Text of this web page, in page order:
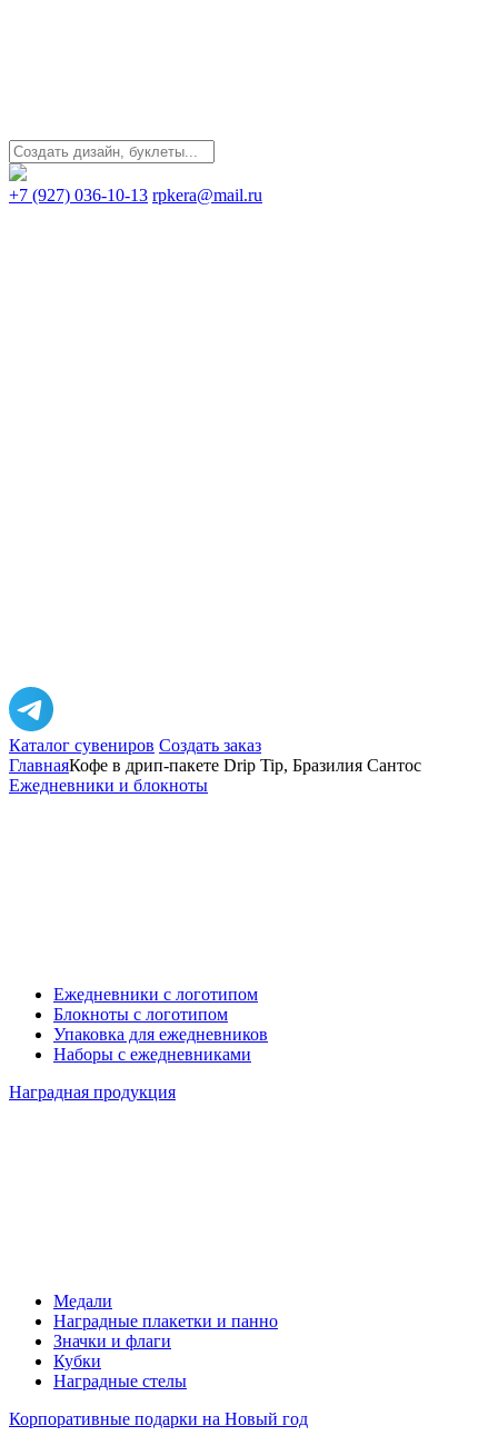
+7 (927) 036-10-13 rpkera@mail.ru
Каталог сувениров Создать заказ
ГлавнаяКофе в дрип-пакете Drip Tip, Бразилия Сантос
Ежедневники и блокноты
Ежедневники с логотипом
Блокноты с логотипом
Упаковка для ежедневников
Наборы с ежедневниками
Наградная продукция
Медали
Наградные плакетки и панно
Значки и флаги
Кубки
Наградные стелы
Корпоративные подарки на Новый год